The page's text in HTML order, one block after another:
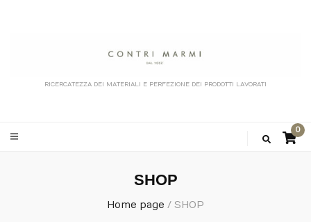
RICERCATEZZA DEI MATERIALI E PERFEZIONE DEI PRODOTTI LAVORATI
0
SHOP
Home page / SHOP